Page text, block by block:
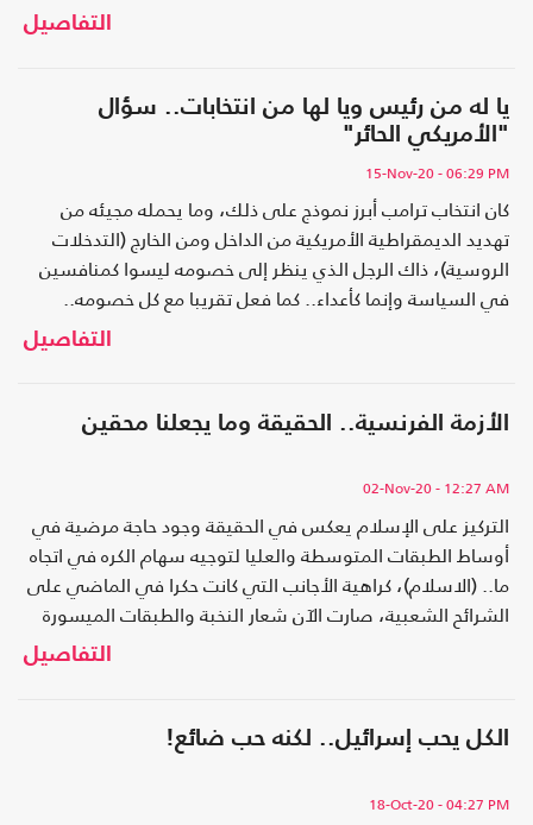
التفاصيل
يا له من رئيس ويا لها من انتخابات.. سؤال
"الأمريكي الحائر"
15-Nov-20- 06:29 PM
كان انتخاب ترامب أبرز نموذج على ذلك، وما يحمله مجيئه من
تهديد الديمقراطية الأمريكية من الداخل ومن الخارج (التدخلات
الروسية)، ذاك الرجل الذي ينظر إلى خصومه ليسوا كمنافسين
في السياسة وإنما كأعداء.. كما فعل تقريبا مع كل خصومه..
التفاصيل
الأزمة الفرنسية.. الحقيقة وما يجعلنا محقين
02-Nov-20- 12:27 AM
التركيز على الإسلام يعكس في الحقيقة وجود حاجة مرضية في
أوساط الطبقات المتوسطة والعليا لتوجيه سهام الكره في اتجاه
ما.. (الاسلام)، كراهية الأجانب التي كانت حكرا في الماضي على
الشرائح الشعبية، صارت الآن شعار النخبة والطبقات الميسورة
التفاصيل
الكل يحب إسرائيل.. لكنه حب ضائع!
18-Oct-20- 04:27 PM